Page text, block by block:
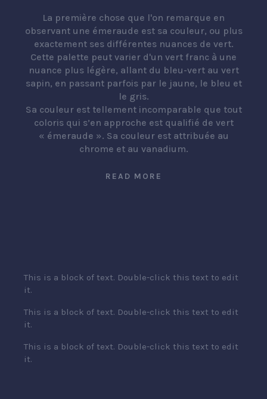
La première chose que l'on remarque en
observant une émeraude est sa couleur, ou plus
exactement ses différentes nuances de vert.
Cette palette peut varier d'un vert franc à une
nuance plus légère, allant du bleu-vert au vert
sapin, en passant parfois par le jaune, le bleu et
le gris.
Sa couleur est tellement incomparable que tout
coloris qui s’en approche est qualifié de vert
« émeraude ». Sa couleur est attribuée au
chrome et au vanadium.
READ MORE
This is a block of text. Double-click this text to edit
it.
This is a block of text. Double-click this text to edit
it.
This is a block of text. Double-click this text to edit
it.